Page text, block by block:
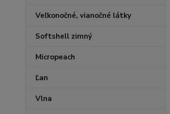
Veľkonočné, vianočné látky
Softshell zimný
Micropeach
Ľan
Vlna